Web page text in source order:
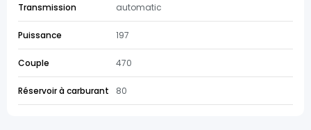
Transmission automatic
Puissance 197
Couple 470
Réservoir à carburant 80